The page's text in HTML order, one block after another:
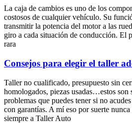
La caja de cambios es uno de los
costosos de cualquier vehículo. Su
transmitir la potencia del motor a las
giro a cada situación de conducción. El
rara
Consejos para elegir el taller
Taller no cualificado, presupuesto sin
homologados, piezas usadas…estos son
problemas que puedes tener si no
con garantías. A mí eso por suerte
siempre a Taller Auto